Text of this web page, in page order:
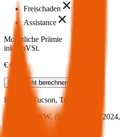
Freischaden
Assistance
Monatliche Prämie
inkl. mVSt.
€ 61,11
Haftpflichtberechnen
Hyundai
Tucson, Teilkasko
116 PS/85 KW, diesel, Baujahr 2024,